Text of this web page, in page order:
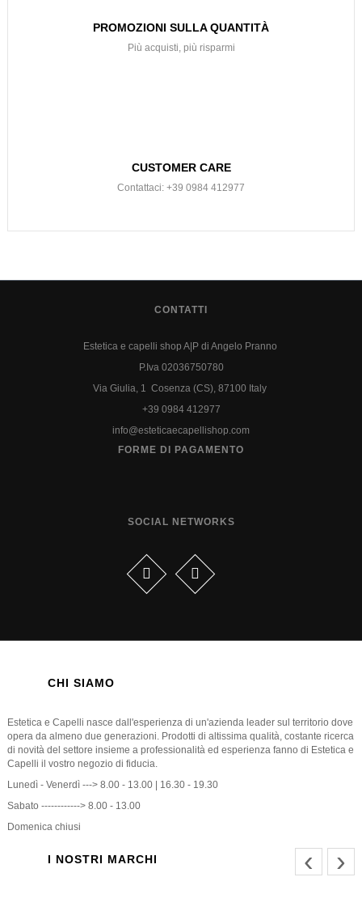
PROMOZIONI SULLA QUANTITÀ
Più acquisti, più risparmi
CUSTOMER CARE
Contattaci: +39 0984 412977
CONTATTI
Estetica e capelli shop A|P di Angelo Pranno
P.Iva 02036750780
Via Giulia, 1 Cosenza (CS), 87100 Italy
+39 0984 412977
info@esteticaecapellishop.com
FORME DI PAGAMENTO
SOCIAL NETWORKS
CHI SIAMO
Estetica e Capelli nasce dall'esperienza di un'azienda leader sul territorio dove
opera da almeno due generazioni. Prodotti di altissima qualità, costante ricerca
di novità del settore insieme a professionalità ed esperienza fanno di Estetica e
Capelli il vostro negozio di fiducia.
Lunedì - Venerdì ---> 8.00 - 13.00 | 16.30 - 19.30
Sabato ------------> 8.00 - 13.00
Domenica chiusi
I NOSTRI MARCHI ‹ ›